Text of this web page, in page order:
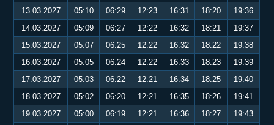
13.03.2027
05:10 06:29 12:23 16:31 18:20
19:36
14.03.2027
05:09 06:27 12:22 16:32 18:21
19:37
15.03.2027
05:07 06:25 12:22 16:32 18:22
19:38
16.03.2027
05:05 06:24 12:22 16:33 18:23
19:39
17.03.2027
05:03 06:22 12:21 16:34 18:25
19:40
18.03.2027
05:02 06:20 12:21 16:35 18:26
19:41
19.03.2027
05:00 06:19 12:21 16:36 18:27
19:43